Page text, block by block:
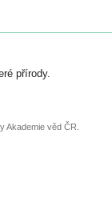
přírody.
Akademie věd ČR.